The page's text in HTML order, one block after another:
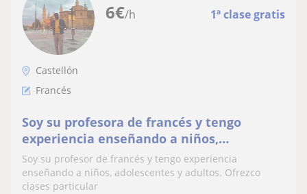
6€/h 1ª clase gratis
Castellón
Francés
Soy su profesora de francés y tengo
experiencia enseñando a niños,
adolescentes y adultos. Ofrezco clases
particular
Soy su profesor de francés y tengo experiencia
enseñando a niños, adolescentes y adultos. Ofrezco
clases particular